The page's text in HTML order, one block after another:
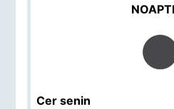
Cer senin